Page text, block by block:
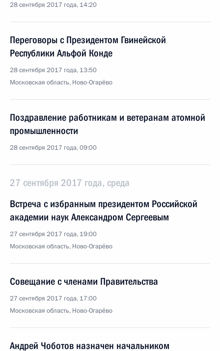
28 сентября 2017 года, 14:20
Переговоры с Президентом Гвинейской
Республики Альфой Конде
28 сентября 2017 года, 13:50
Московская область, Ново-Огарёво
Поздравление работникам и ветеранам атомной
промышленности
28 сентября 2017 года, 09:00
27 сентября 2017 года, среда
Встреча с избранным президентом Российской
академии наук Александром Сергеевым
27 сентября 2017 года, 19:00
Московская область, Ново-Огарёво
Совещание с членами Правительства
27 сентября 2017 года, 17:00
Московская область, Ново-Огарёво
Андрей Чоботов назначен начальником